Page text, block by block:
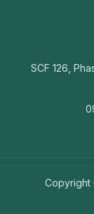
SCF 126,
Copyright